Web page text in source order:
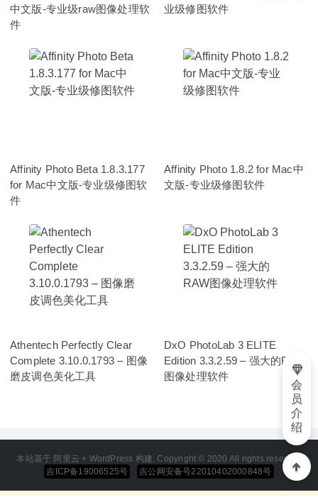
中文版-专业级raw图像处理软
件
业级修图软件
Affinity Photo Beta 1.8.3.177
for Mac中文版-专业级修图软
件
Affinity Photo 1.8.2 for Mac中
文版-专业级修图软件
Athentech Perfectly Clear
Complete 3.10.0.1793 – 图像
磨皮调色美化工具
DxO PhotoLab 3 ELITE
Edition 3.3.2.59 – 强大的RAW
图像处理软件
本站基于 阿里云 + WordPress 构建. Copyright © 2020 All rights reserved
吉ICP备19006525号
吉公网安备号22010402000848号
会
员
介
绍